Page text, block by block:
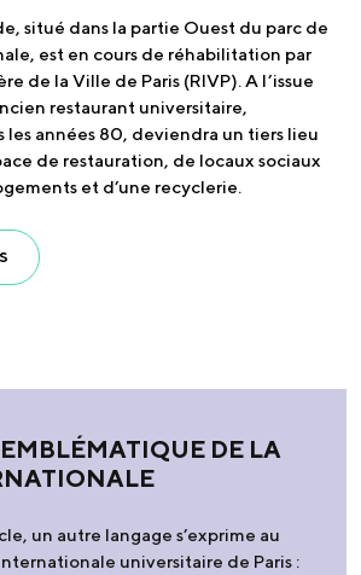
situé dans la partie Ouest du parc de
est en cours de réhabilitation par
de la Ville de Paris (RIVP). A l’issue
restaurant universitaire,
années 80, deviendra un tiers lieu
de restauration, de locaux sociaux
et d’une recyclerie.
DE LA
un autre langage s’exprime au
universitaire de Paris :